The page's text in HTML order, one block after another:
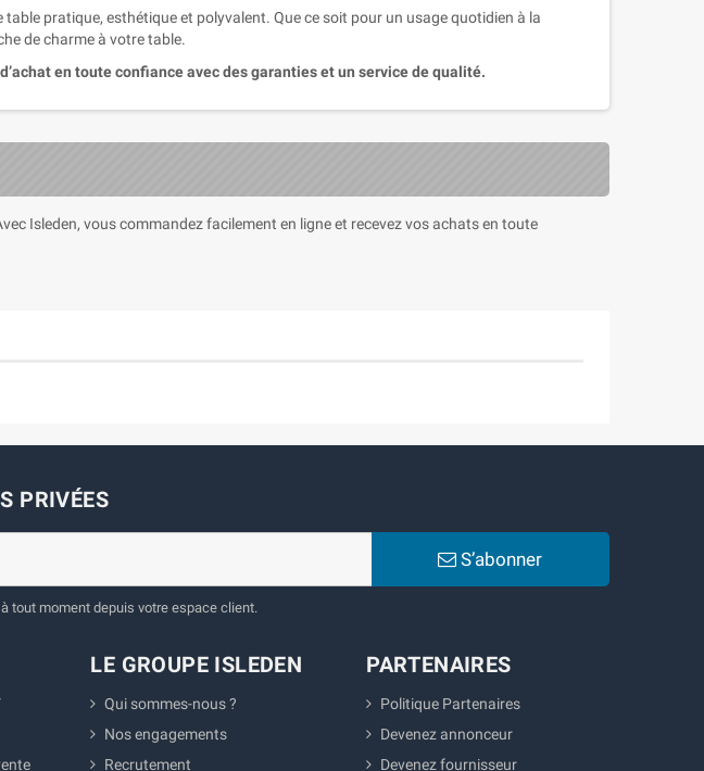
pratique, esthétique et polyvalent. Que ce soit pour un usage quotidien à la
de charme à votre table.
en toute confiance avec des garanties et un service de qualité.
Isleden, vous commandez facilement en ligne et recevez vos achats en toute
PRIVÉES
S’abonner
tout moment depuis votre espace client.
LE GROUPE ISLEDEN
Qui sommes-nous ?
Nos engagements
Recrutement
PARTENAIRES
Politique Partenaires
Devenez annonceur
Devenez fournisseur